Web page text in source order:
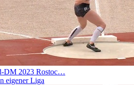
DM 2023 Rostoc…
eigener Liga